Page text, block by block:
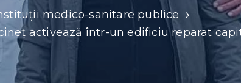
medico-sanitare publice
activează într-un edificiu reparat